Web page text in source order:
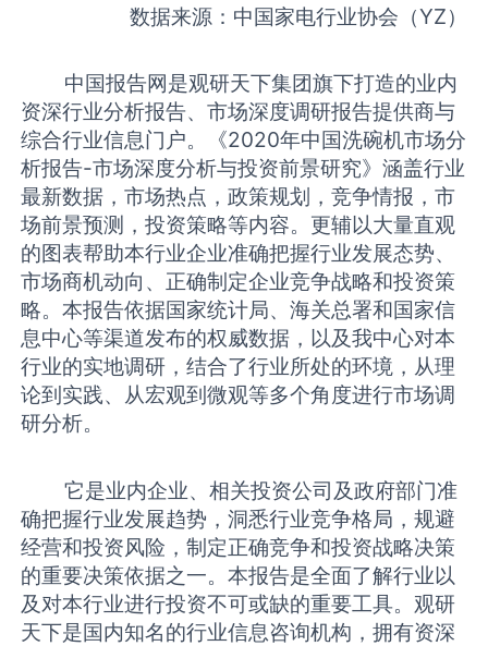
数据来源：中国家电行业协会 （YZ）
中国报告网是观研天下集团旗下打造的业内
资深行业分析报告、市场深度调研报告提供商与
综合行业信息门户。《2020年中国洗碗机市场分
析报告-市场深度分析与投资前景研究》涵盖行业
最新数据，市场热点，政策规划，竞争情报，市
场前景预测，投资策略等内容。更辅以大量直观
的图表帮助本行业企业准确把握行业发展态势、
市场商机动向、正确制定企业竞争战略和投资策
略。本报告依据国家统计局、海关总署和国家信
息中心等渠道发布的权威数据，以及我中心对本
行业的实地调研，结合了行业所处的环境，从理
论到实践、从宏观到微观等多个角度进行市场调
研分析。
它是业内企业、相关投资公司及政府部门准
确把握行业发展趋势，洞悉行业竞争格局，规避
经营和投资风险，制定正确竞争和投资战略决策
的重要决策依据之一。本报告是全面了解行业以
及对本行业进行投资不可或缺的重要工具。观研
天下是国内知名的行业信息咨询机构，拥有资深